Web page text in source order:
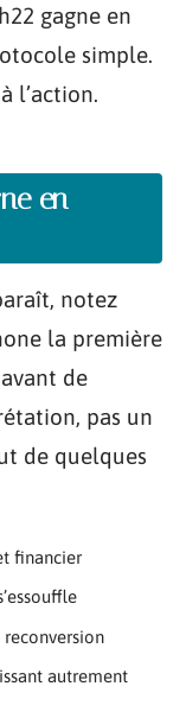
gagne en
simple.
l’action.
en
notez
la première
de
pas un
de quelques
financier
autrement